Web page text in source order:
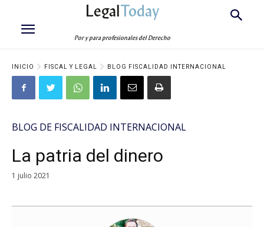
LegalToday
Por y para profesionales del Derecho
INICIO FISCAL Y LEGAL BLOG FISCALIDAD INTERNACIONAL
BLOG DE FISCALIDAD INTERNACIONAL
La patria del dinero
1 julio 2021